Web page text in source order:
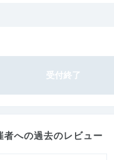
受付終了
者への過去のレビュー